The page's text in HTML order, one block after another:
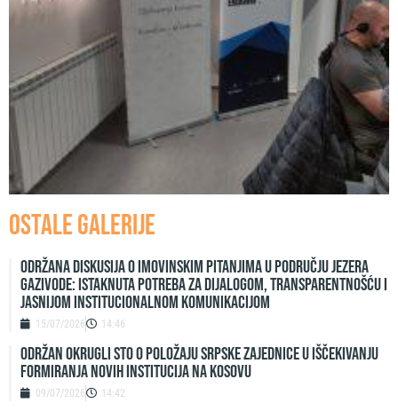
Ostale galerije
Održana diskusija o imovinskim pitanjima u području jezera
Gazivode: Istaknuta potreba za dijalogom, transparentnošću i
jasnijom institucionalnom komunikacijom
15/07/2026 14:46
ODRŽAN OKRUGLI STO O POLOŽAJU SRPSKE ZAJEDNICE U IŠČEKIVANJU
FORMIRANJA NOVIH INSTITUCIJA NA KOSOVU
09/07/2026 14:42